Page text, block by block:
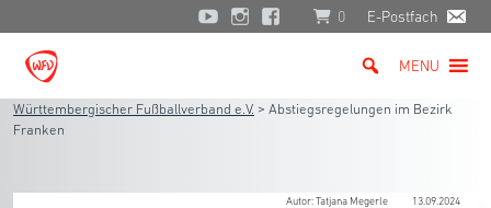
0 E-Postfach
MENU
Württembergischer Fußballverband e.V. > Abstiegsregelungen im Bezirk
Franken
Autor: Tatjana Megerle 13.09.2024